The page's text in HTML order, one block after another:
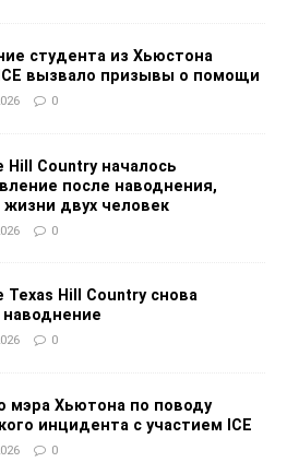
студента из Хьюстона
вызвало призывы о помощи
0
Hill Country началось
после наводнения,
жизни двух человек
0
Texas Hill Country снова
наводнение
0
мэра Хьютона по поводу
инцидента с участием ICE
0